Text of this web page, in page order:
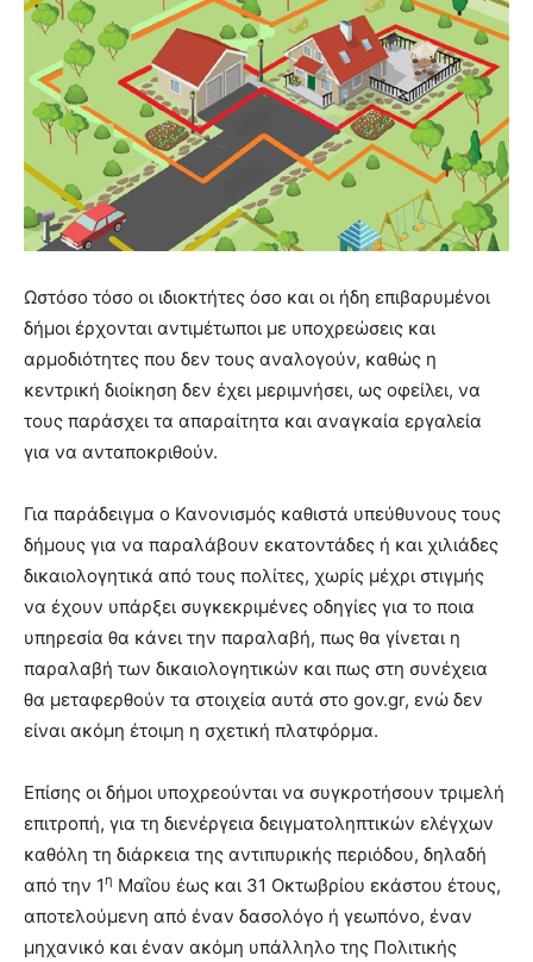
Ωστόσο τόσο οι ιδιοκτήτες όσο και οι ήδη επιβαρυμένοι
δήμοι έρχονται αντιμέτωποι με υποχρεώσεις και
αρμοδιότητες που δεν τους αναλογούν, καθώς η
κεντρική διοίκηση δεν έχει μεριμνήσει, ως οφείλει, να
τους παράσχει τα απαραίτητα και αναγκαία εργαλεία
για να ανταποκριθούν.
Για παράδειγμα ο Κανονισμός καθιστά υπεύθυνους τους
δήμους για να παραλάβουν εκατοντάδες ή και χιλιάδες
δικαιολογητικά από τους πολίτες, χωρίς μέχρι στιγμής
να έχουν υπάρξει συγκεκριμένες οδηγίες για το ποια
υπηρεσία θα κάνει την παραλαβή, πως θα γίνεται η
παραλαβή των δικαιολογητικών και πως στη συνέχεια
θα μεταφερθούν τα στοιχεία αυτά στο gov.gr, ενώ δεν
είναι ακόμη έτοιμη η σχετική πλατφόρμα.
Επίσης οι δήμοι υποχρεούνται να συγκροτήσουν τριμελή
επιτροπή, για τη διενέργεια δειγματοληπτικών ελέγχων
καθόλη τη διάρκεια της αντιπυρικής περιόδου, δηλαδή
από την 1η Μαΐου έως και 31 Οκτωβρίου εκάστου έτους,
αποτελούμενη από έναν δασολόγο ή γεωπόνο, έναν
μηχανικό και έναν ακόμη υπάλληλο της Πολιτικής